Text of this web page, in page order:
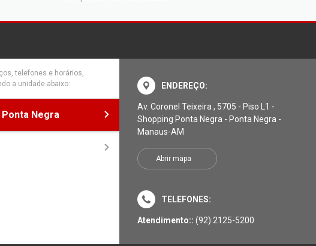
telefones e horários,
a unidade abaixo:
Negra
ENDEREÇO:
Av. Coronel Teixeira , 5705 - Piso L1 -
Shopping Ponta Negra - Ponta Negra -
Manaus-AM
Abrir mapa
TELEFONES:
Atendimento:: (92) 2125-5200